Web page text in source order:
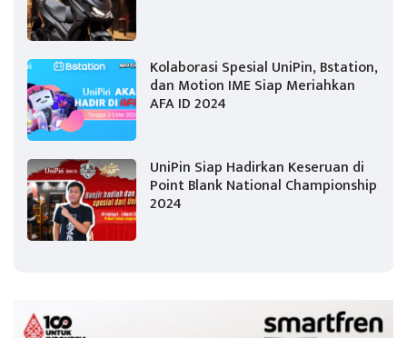
Kolaborasi Spesial UniPin, Bstation,
dan Motion IME Siap Meriahkan
AFA ID 2024
UniPin Siap Hadirkan Keseruan di
Point Blank National Championship
2024